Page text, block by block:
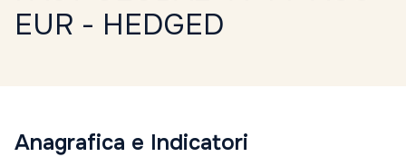
EUR - HEDGED
Anagrafica e Indicatori